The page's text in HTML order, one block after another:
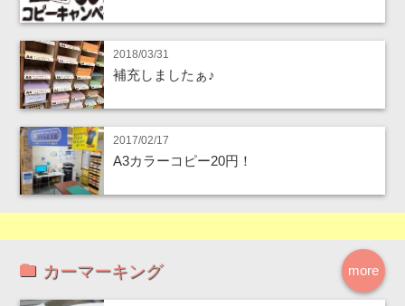
2018/03/31
補充しましたぁ♪
2017/02/17
A3カラーコピー20円！
more
カーマーキング